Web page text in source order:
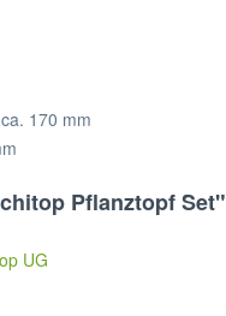
ca. 170 mm
Pflanztopf Set"
UG